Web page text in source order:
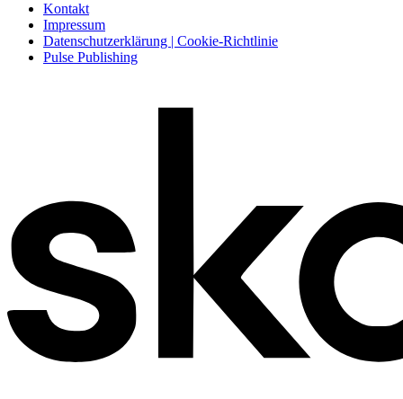
Kontakt
Impressum
Datenschutzerklärung | Cookie-Richtlinie
Pulse Publishing